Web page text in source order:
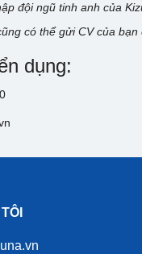
đội ngũ tinh anh của
có thể gửi CV của bạn
dụng: